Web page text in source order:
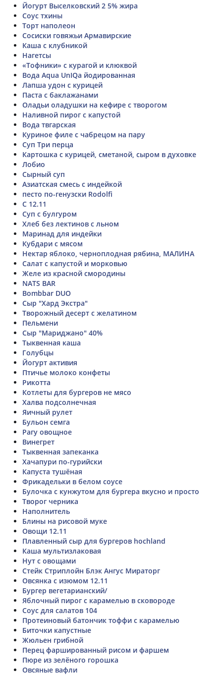
Йогурт Выселковский 2 5% жира
Соус тхины
Торт наполеон
Сосиски говяжьи Армавирские
Каша с клубникой
Нагетсы
«Тофники» с курагой и клюквой
Вода Aqua UnIQa йодированная
Лапша удон с курицей
Паста с баклажанами
Оладьи оладушки на кефире с творогом
Наливной пирог с капустой
Вода твгарская
Куриное филе с чабрецом на пару
Суп Три перца
Картошка с курицей, сметаной, сыром в духовке
Лобио
Сырный суп
Азиатская смесь с индейкой
песто по-генузски Rodolfi
С 12.11
Суп с булгуром
Хлеб без лектинов с льном
Маринад для индейки
Кубдари с мясом
Нектар яблоко, черноплодная рябина, МАЛИНА
Салат с капустой и морковью
Желе из красной смородины
NATS BAR
Bombbar DUO
Сыр "Хард Экстра"
Творожный десерт с желатином
Пельмени
Сыр "Мариджано" 40%
Тыквенная каша
Голубцы
Йогурт активия
Птичье молоко конфеты
Рикотта
Котлеты для бургеров не мясо
Халва подсолнечная
Яичный рулет
Бульон семга
Рагу овощное
Винегрет
Тыквенная запеканка
Хачапури по-гурийски
Капуста тушёная
Фрикадельки в белом соусе
Булочка с кунжутом для бургера вкусно и просто
Творог черника
Наполнитель
Блины на рисовой муке
Овощи 12.11
Плавленный сыр для бургеров hochland
Каша мультизлаковая
Нут с овощами
Стейк Стриплойн Блэк Ангус Мираторг
Овсянка с изюмом 12.11
Бургер вегетарианский/
Яблочный пирог с карамелью в сковороде
Соус для салатов 104
Протеиновый батончик тоффи с карамелью
Биточки капустные
Жюльен грибной
Перец фаршированный рисом и фаршем
Пюре из зелёного горошка
Овсяные вафли